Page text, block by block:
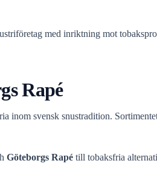
med inriktning mot
Rapé
svensk snustradition.
Göteborgs Rapé till tobaksfria